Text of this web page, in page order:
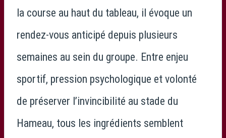
la course au haut du tableau, il évoque un
rendez-vous anticipé depuis plusieurs
semaines au sein du groupe. Entre enjeu
sportif, pression psychologique et volonté
de préserver l’invincibilité au stade du
Hameau, tous les ingrédients semblent